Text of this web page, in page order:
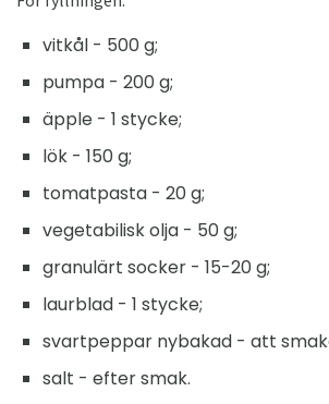
vitkål - 500 g;
pumpa - 200 g;
äpple - 1 stycke;
lök - 150 g;
tomatpasta - 20 g;
vegetabilisk olja - 50 g;
granulärt socker - 15-20 g;
laurblad - 1 stycke;
svartpeppar nybakad - att
salt - efter smak.